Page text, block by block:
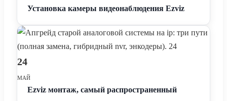
Установка камеры видеонаблюдения Ezviz
24
МАЙ
Ezviz монтаж, самый распространенный